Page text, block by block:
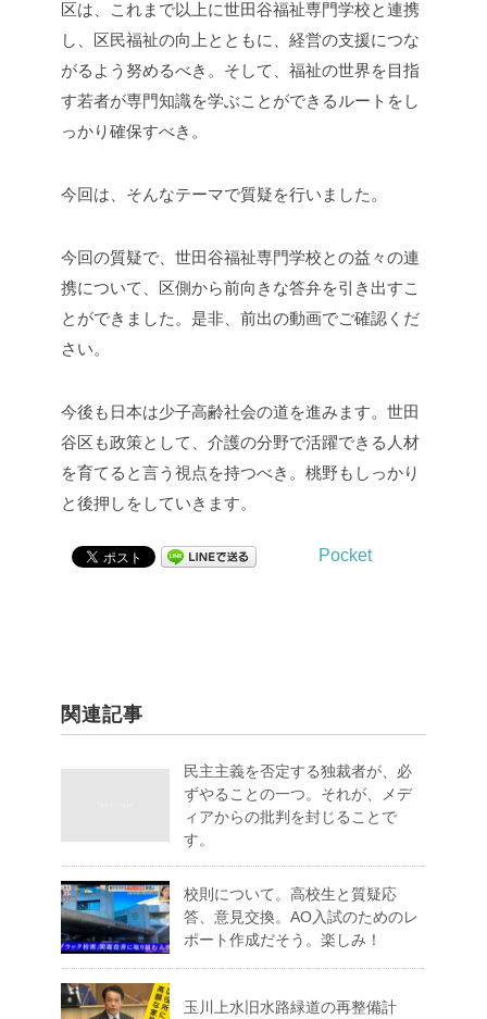
区は、これまで以上に世田谷福祉専門学校と連携
し、区民福祉の向上とともに、経営の支援につな
がるよう努めるべき。そして、福祉の世界を目指
す若者が専門知識を学ぶことができるルートをし
っかり確保すべき。
今回は、そんなテーマで質疑を行いました。
今回の質疑で、世田谷福祉専門学校との益々の連
携について、区側から前向きな答弁を引き出すこ
とができました。是非、前出の動画でご確認くだ
さい。
今後も日本は少子高齢社会の道を進みます。世田
谷区も政策として、介護の分野で活躍できる人材
を育てると言う視点を持つべき。桃野もしっかり
と後押しをしていきます。
Pocket
関連記事
民主主義を否定する独裁者が、必
ずやることの一つ。それが、メデ
ィアからの批判を封じることで
す。
校則について。高校生と質疑応
答、意見交換。AO入試のためのレ
ポート作成だそう。楽しみ！
玉川上水旧水路緑道の再整備計